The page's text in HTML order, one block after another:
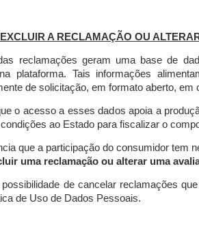
A RECLAMAÇÃO OU
reclamações geram uma base de
plataforma. Tais informações
de solicitação, em formato aberto,
o acesso a esses dados apoia a
ao Estado para fiscalizar o
que a participação do consumidor tem
uma reclamação ou alterar uma
de cancelar reclamações
de Uso de Dados Pessoais.